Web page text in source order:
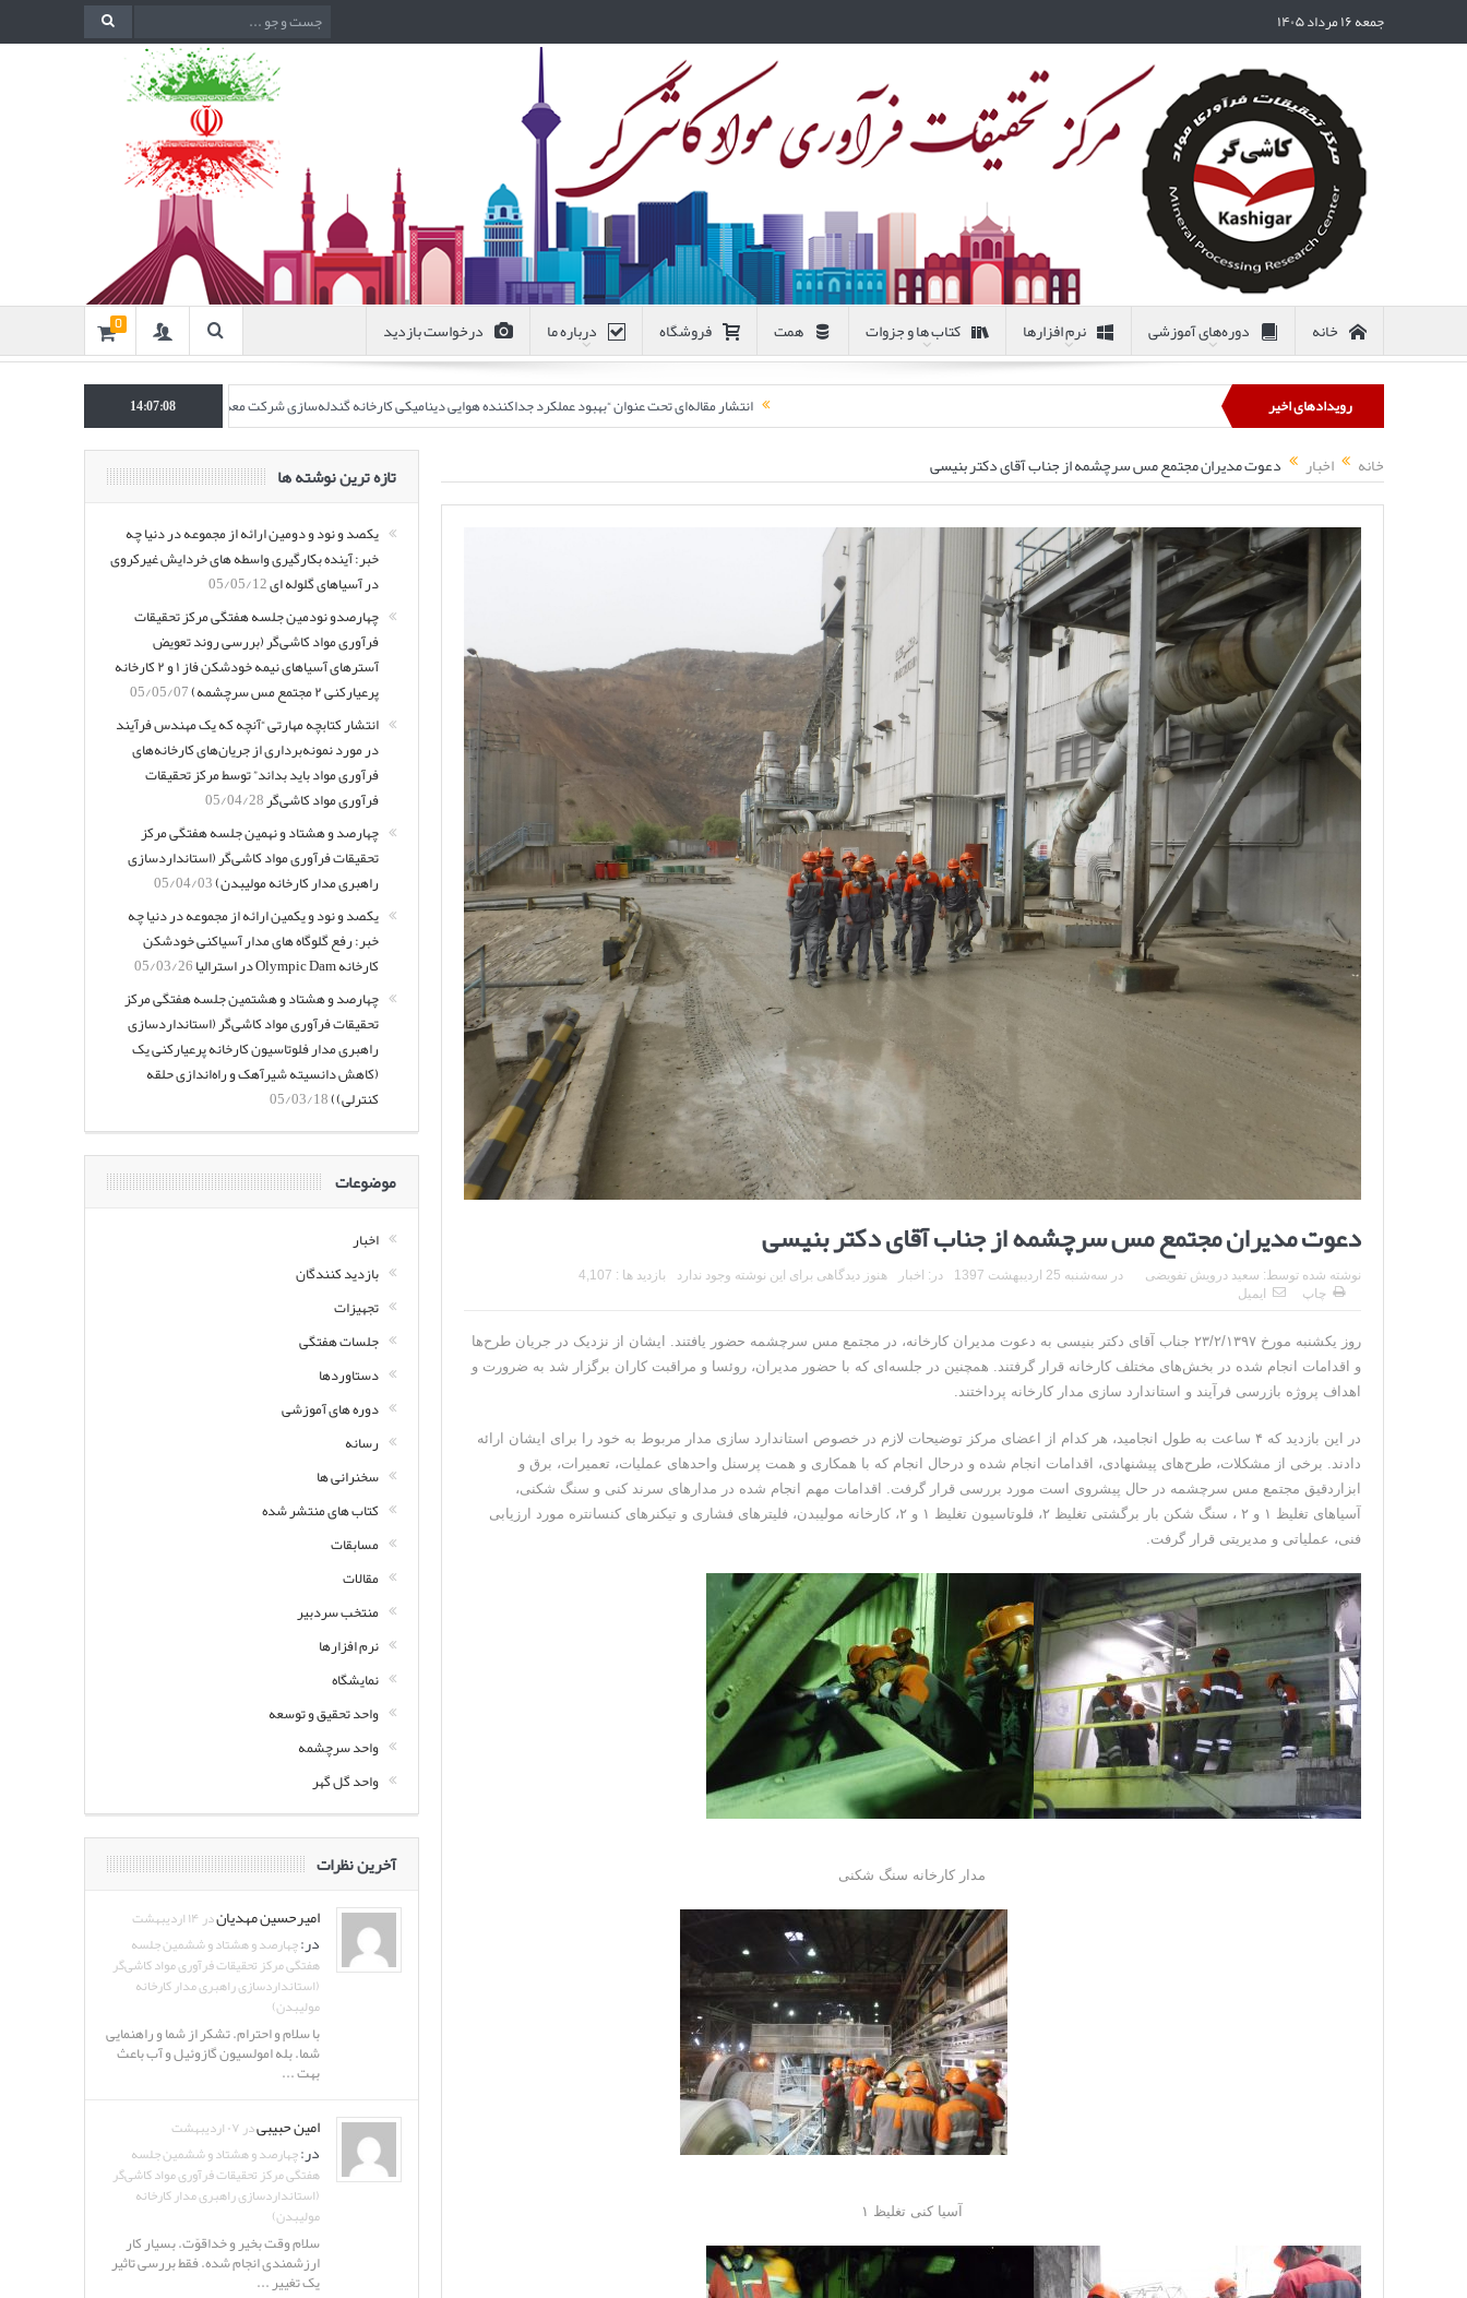
جمعه ۱۶ مرداد ۱۴۰۵
خانه دوره‌های آموزشی نرم افزارها کتاب ها و جزوات همت فروشگاه درباره ما درخواست بازدید 0
رویدادهای اخیر انتشار مقاله‌ای تحت عنوان “بهبود عملکرد جداکننده هوایی دینامیکی کارخانه گندله‌سازی شرکت معدنی و صنعتی گل‌گهر” در نشریه
14:07:10
خانه اخبار دعوت مدیران مجتمع مس سرچشمه از جناب آقای دکتر بنیسی
دعوت مدیران مجتمع مس سرچشمه از جناب آقای دکتر بنیسی
نوشته شده توسط: سعید درویش تفویضی در سه‌شنبه 25 اردیبهشت 1397 در: اخبار هنوز دیدگاهی برای این نوشته وجود ندارد
بازدید ها : 4,107
چاپ
ایمیل
روز یکشنبه مورخ ۲۳/۲/۱۳۹۷ جناب آقای دکتر بنیسی به دعوت مدیران کارخانه، در مجتمع مس سرچشمه حضور یافتند. ایشان از نزدیک در جریان طرح‌ها
و اقدامات انجام شده در بخش‌های مختلف کارخانه قرار گرفتند. همچنین در جلسه‌ای که با حضور مدیران، روئسا و مراقبت کاران برگزار شد به ضرورت و
اهداف پروژه بازرسی فرآیند و استاندارد سازی مدار کارخانه پرداختند.
در این بازدید که ۴ ساعت به طول انجامید، هر کدام از اعضای مرکز توضیحات لازم در خصوص استاندارد سازی مدار مربوط به خود را برای ایشان ارائه
دادند. برخی از مشکلات، طرح‌های پیشنهادی، اقدامات انجام شده و درحال انجام که با همکاری و همت پرسنل واحدهای عملیات، تعمیرات، برق و
ابزاردقیق مجتمع مس سرچشمه در حال پیشروی است مورد بررسی قرار گرفت. اقدامات مهم انجام شده در مدارهای سرند کنی و سنگ شکنی،
آسیاهای تغلیظ ۱ و ۲ ، سنگ شکن بار برگشتی تغلیظ ۲، فلوتاسیون تغلیظ ۱ و ۲، کارخانه مولیبدن، فلیترهای فشاری و تیکنرهای کنسانتره مورد ارزیابی
فنی، عملیاتی و مدیریتی قرار گرفت.
مدار کارخانه سنگ شکنی
آسیا کنی تغلیظ ۱
تازه ترین نوشته ها
یکصد و نود و دومین ارائه از مجموعه در دنیا چه
خبر: آینده بکارگیری واسطه های خردایش غیرکروی
در آسیاهای گلوله ای05/05/12
چهارصدو نودمین جلسه هفتگی مرکز تحقیقات
فرآوری مواد کاشی‌گر (بررسی روند تعویض
آسترهای آسیاهای نیمه خودشکن فاز ۱ و ۲ کارخانه
پرعیارکنی ۲ مجتمع مس سرچشمه)
05/05/07
انتشار کتابچه مهارتی “آنچه که یک مهندس فرآیند
در مورد نمونه‌برداری از جریان‌های کارخانه‌های
فرآوری مواد باید بداند” توسط مرکز تحقیقات
فرآوری مواد کاشی‌گر05/04/28
چهارصد و هشتاد و نهمین جلسه هفتگی مرکز
تحقیقات فرآوری مواد کاشی‌گر (استانداردسازی
راهبری مدار کارخانه مولیبدن)05/04/03
یکصد و نود و یکمین ارائه از مجموعه در دنیا چه
خبر: رفع گلوگاه های مدار آسیاکنی خودشکن
کارخانه Olympic Dam در استرالیا
05/03/26
چهارصد و هشتاد و هشتمین جلسه هفتگی مرکز
تحقیقات فرآوری مواد کاشی‌گر (استانداردسازی
راهبری مدار فلوتاسیون کارخانه پرعیارکنی یک
(کاهش دانسیته شیرآهک و راه‌اندازی حلقه
کنترلی))05/03/18
موضوعات
اخبار
بازدید کنندگان
تجهیزات
جلسات هفتگی
دستاوردها
دوره های آموزشی
رسانه
سخنرانی ها
کتاب های منتشر شده
مسابقات
مقالات
منتخب سردبیر
نرم افزارها
نمایشگاه
واحد تحقیق و توسعه
واحد سرچشمه
واحد گل گهر
آخرین نظرات
امیرحسین مهدیاندر ۱۴ اردیبهشت
در:چهارصد و هشتاد و ششمین جلسه
هفتگی مرکز تحقیقات فرآوری مواد کاشی‌گر
(استانداردسازی راهبری مدار کارخانه
مولیبدن)
با سلام و احترام. تشکر از شما و راهنمایی
شما. بله امولسیون گازوئیل و آب باعث
بهت ...
امین حبیبیدر ۰۷ اردیبهشت
در:چهارصد و هشتاد و ششمین جلسه
هفتگی مرکز تحقیقات فرآوری مواد کاشی‌گر
(استانداردسازی راهبری مدار کارخانه
مولیبدن)
سلام وقت بخیر و خداقوّت. بسیار کار
ارزشمندی انجام شده. فقط بررسی تاثیر
یک تغییر ...